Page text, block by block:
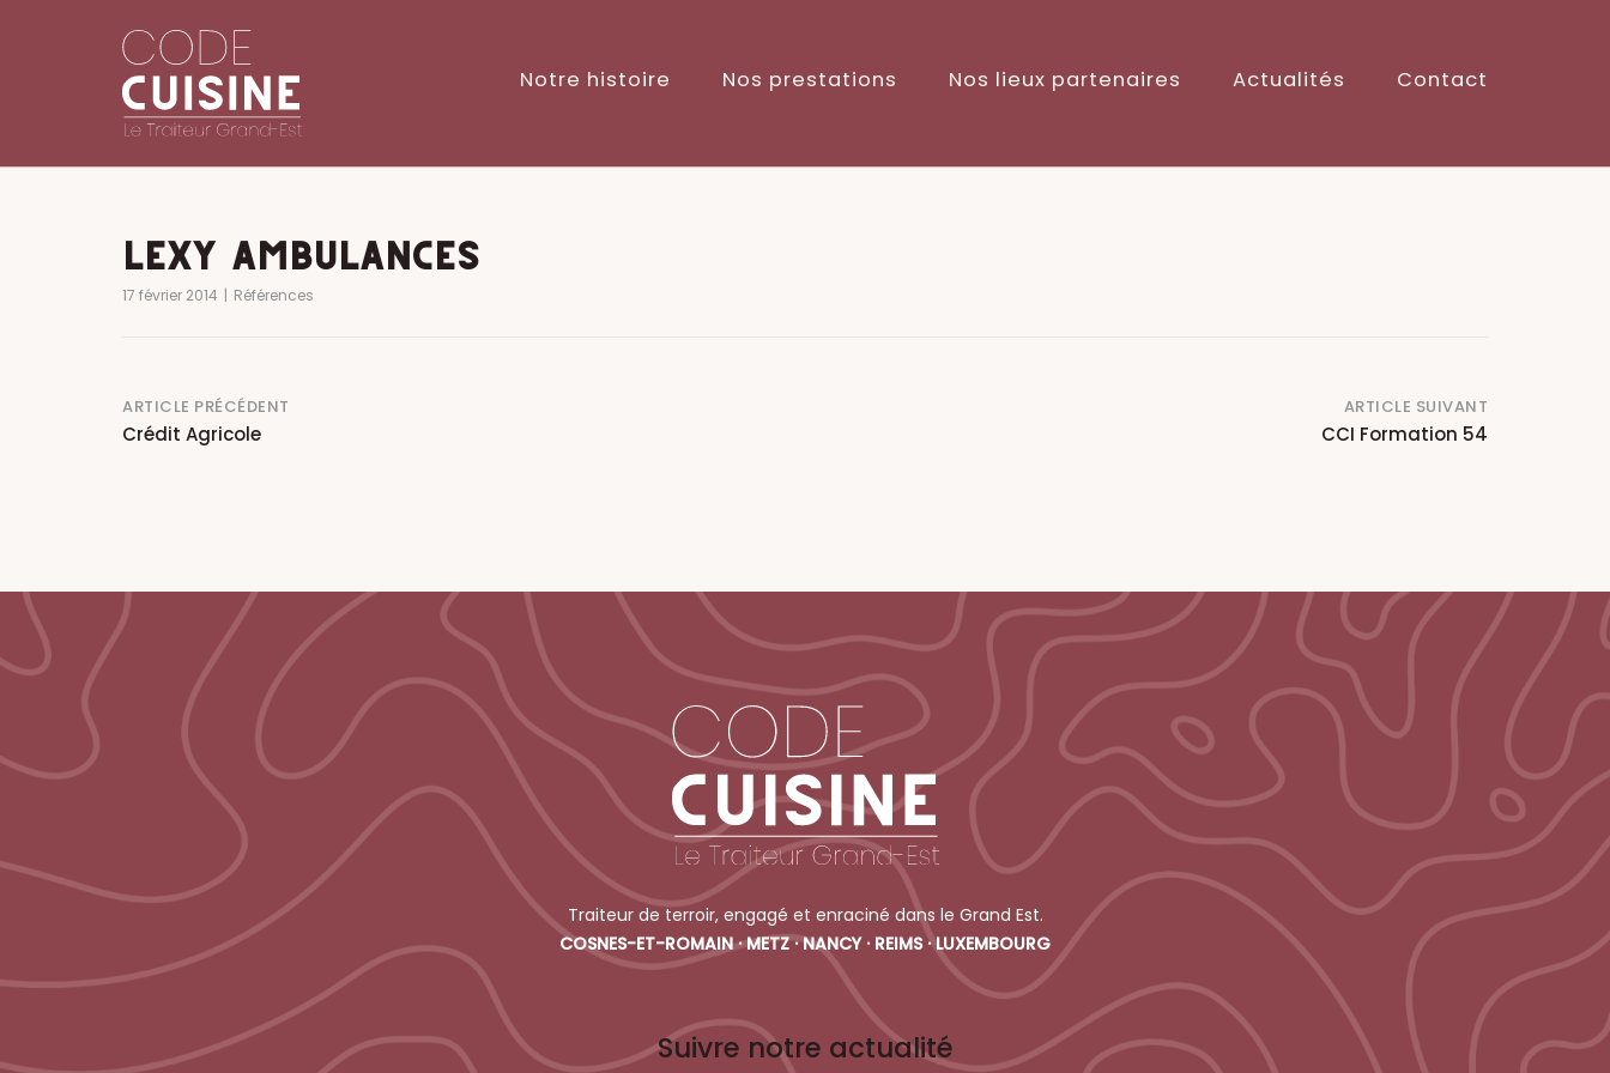
Notre histoire Nos prestations Nos lieux partenaires Actualités Contact
LEXY AMBULANCES
17 février 2014 Références
Post
navigation
ARTICLE PRÉCÉDENT
Crédit Agricole
ARTICLE SUIVANT
CCI Formation 54
Traiteur de terroir, engagé et enraciné dans le Grand Est.
COSNES-ET-ROMAIN · METZ · NANCY · REIMS · LUXEMBOURG
Suivre notre actualité